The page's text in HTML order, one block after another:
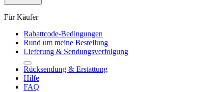
Für Käufer
Rabattcode-Bedingungen
Rund um meine Bestellung
Lieferung & Sendungsverfolgung
Rücksendung & Erstattung
Hilfe
FAQ